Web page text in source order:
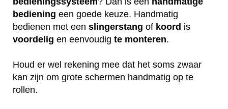
bediening een goede keuze. Handmatig
bedienen met een slingerstang of koord is
voordelig en eenvoudig te monteren.
Houd er wel rekening mee dat het soms zwaar
kan zijn om grote schermen handmatig op te
rollen.